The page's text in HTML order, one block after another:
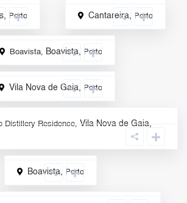
, Porto Cantareira, Porto
Boavista, Boavista, Porto
Vila Nova de Gaia, Porto
Distillery Residence, Vila Nova de Gaia,
Boavista, Porto